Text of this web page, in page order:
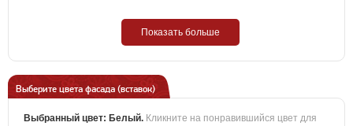
Показать больше
Выберите цвета фасада (вставок)
Выбранный цвет: Белый. Кликните на понравившийся цвет для